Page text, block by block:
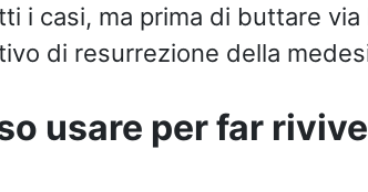
i casi, ma prima di buttare
di resurrezione della
usare per far